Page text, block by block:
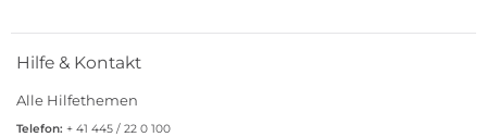
Hilfe & Kontakt
Alle Hilfethemen
Telefon: + 41 445 / 22 0 100